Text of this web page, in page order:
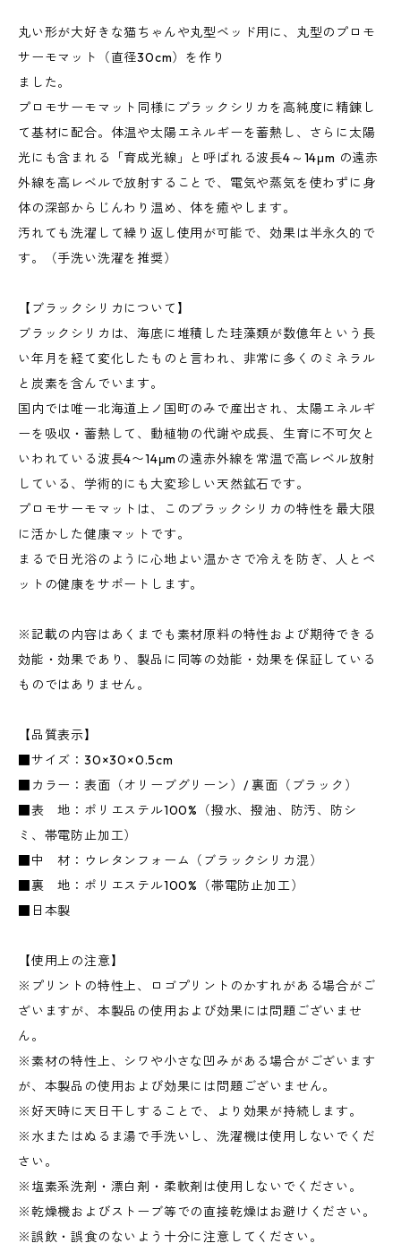
丸い形が大好きな猫ちゃんや丸型ベッド用に、丸型のプロモ
サーモマット（直径30cm）を作り
ました。
プロモサーモマット同様にブラックシリカを高純度に精錬し
て基材に配合。体温や太陽エネルギーを蓄熱し、さらに太陽
光にも含まれる「育成光線」と呼ばれる波長4～14μm の遠赤
外線を高レベルで放射することで、電気や蒸気を使わずに身
体の深部からじんわり温め、体を癒やします。
汚れても洗濯して繰り返し使用が可能で、効果は半永久的で
す。（手洗い洗濯を推奨）
【ブラックシリカについて】
ブラックシリカは、海底に堆積した珪藻類が数億年という長
い年月を経て変化したものと言われ、非常に多くのミネラル
と炭素を含んでいます。
国内では唯一北海道上ノ国町のみで産出され、太陽エネルギ
ーを吸収・蓄熱して、動植物の代謝や成長、生育に不可欠と
いわれている波長4〜14μmの遠赤外線を常温で高レベル放射
している、学術的にも大変珍しい天然鉱石です。
プロモサーモマットは、このブラックシリカの特性を最大限
に活かした健康マットです。
まるで日光浴のように心地よい温かさで冷えを防ぎ、人とペ
ットの健康をサポートします。
※記載の内容はあくまでも素材原料の特性および期待できる
効能・効果であり、製品に同等の効能・効果を保証している
ものではありません。
【品質表示】
■サイズ：30×30×0.5cm
■カラー：表面（オリーブグリーン）/ 裏面（ブラック）
■表 地：ポリエステル100%（撥水、撥油、防汚、防シ
ミ、帯電防止加工）
■中 材：ウレタンフォーム（ブラックシリカ混）
■裏 地：ポリエステル100%（帯電防止加工）
■日本製
【使用上の注意】
※プリントの特性上、ロゴプリントのかすれがある場合がご
ざいますが、本製品の使用および効果には問題ございませ
ん。
※素材の特性上、シワや小さな凹みがある場合がございます
が、本製品の使用および効果には問題ございません。
※好天時に天日干しすることで、より効果が持続します。
※水またはぬるま湯で手洗いし、洗濯機は使用しないでくだ
さい。
※塩素系洗剤・漂白剤・柔軟剤は使用しないでください。
※乾燥機およびストーブ等での直接乾燥はお避けください。
※誤飲・誤食のないよう十分に注意してください。